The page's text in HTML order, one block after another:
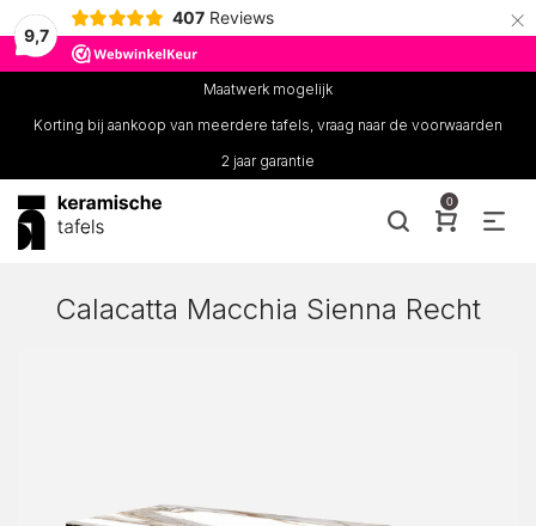
9,7
407 Reviews ×
Maatwerk mogelijk
Korting bij aankoop van meerdere tafels, vraag naar de voorwaarden
2 jaar garantie
0
Calacatta Macchia Sienna Recht